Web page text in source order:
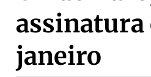
assinatura
janeiro